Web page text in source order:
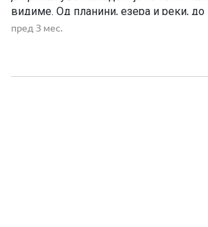
видиме. Од планини, езера и реки,
богатства, книгата нуди вистинско
пред 3 мес.